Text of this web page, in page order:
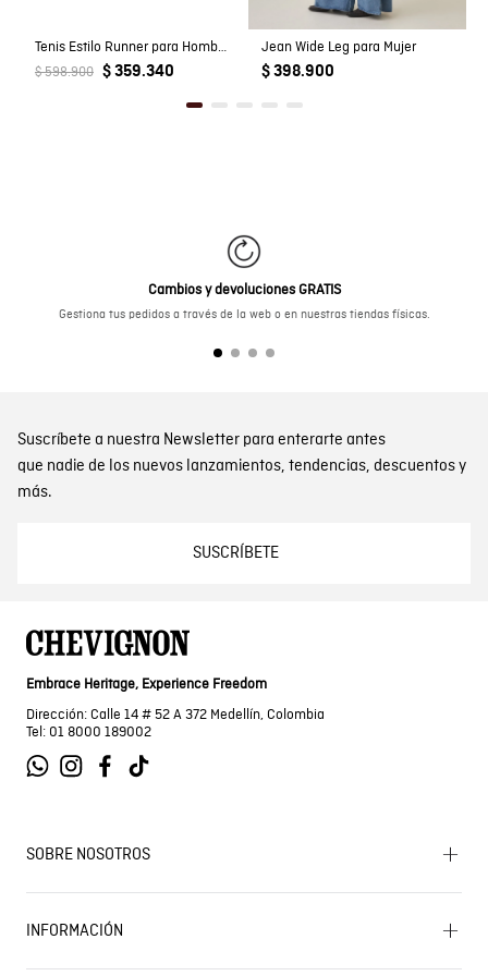
Tenis Estilo Runner para Hombre
$ 598.900 $ 359.340
Jean Wide Leg para Mujer
$ 398.900
Cambios y devoluciones GRATIS
Gestiona tus pedidos a través de la web o en nuestras tiendas físicas.
Suscríbete a nuestra Newsletter para enterarte antes
que nadie de los nuevos lanzamientos, tendencias, descuentos y
más.
SUSCRÍBETE
Embrace Heritage, Experience Freedom
Dirección: Calle 14 # 52 A 372 Medellín, Colombia
Tel: 01 8000 189002
SOBRE NOSOTROS
Encuentra tu tienda
Historia de la marca
Mapa del sitio
INFORMACIÓN